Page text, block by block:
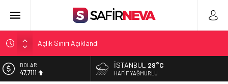
Açlık Sınırı Açıklandı
Öğretmenlere Kötü Haber
FETÖ’nün kritik ismi tutuklandı
EURO
55,1881
İSTANBUL 29°C
HAFIF YAĞMURLU